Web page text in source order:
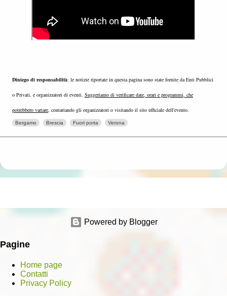
Diniego di responsabilità: le notizie riportate in questa pagina sono state fornite da Enti Pubblici
o Privati, e organizzatori di eventi. Suggeriamo di verificare date, orari e programmi, che
potrebbero variare, contattando gli organizzatori o visitando il sito ufficiale dell'evento.
Bergamo Brescia Fuori porta Verona
Powered by Blogger
Pagine
Home page
Contatti
Privacy Policy